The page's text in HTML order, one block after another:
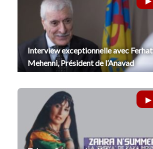
Interview exceptionnelle avec Ferhat
Mehenni, Président de l’Anavad